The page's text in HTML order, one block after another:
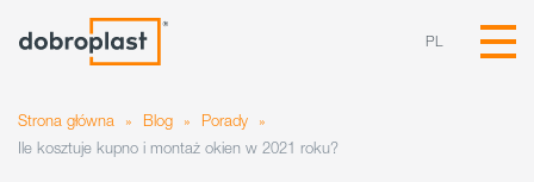
PL
Strona główna » Blog » Porady
»
Ile kosztuje kupno i montaż okien w 2021 roku?